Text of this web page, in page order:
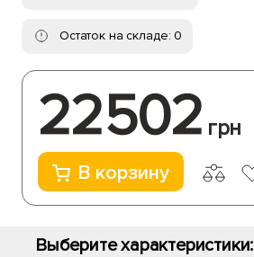
Остаток на складе: 0
22502 грн
В корзину
Выберите характеристики: